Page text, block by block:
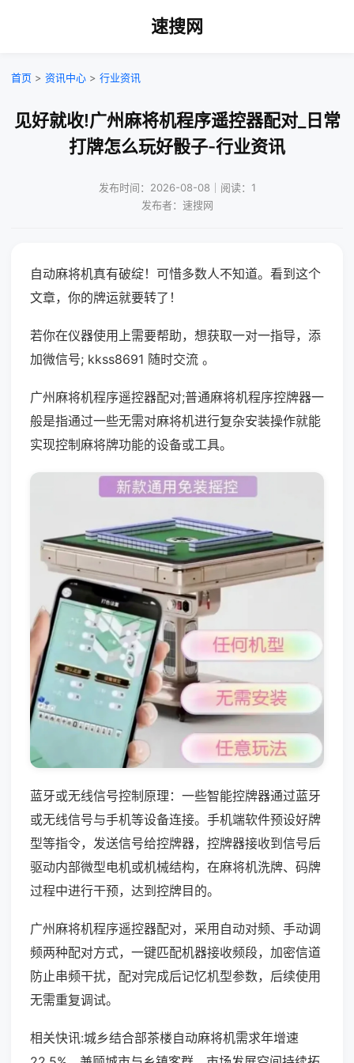
速搜网
首页 > 资讯中心 > 行业资讯
见好就收!广州麻将机程序遥控器配对_日常
打牌怎么玩好骰子-行业资讯
发布时间：2026-08-08｜阅读：1
发布者：速搜网
自动麻将机真有破绽！可惜多数人不知道。看到这个
文章，你的牌运就要转了！
若你在仪器使用上需要帮助，想获取一对一指导，添
加微信号; kkss8691 随时交流 。
广州麻将机程序遥控器配对;普通麻将机程序控牌器一
般是指通过一些无需对麻将机进行复杂安装操作就能
实现控制麻将牌功能的设备或工具。
蓝牙或无线信号控制原理：一些智能控牌器通过蓝牙
或无线信号与手机等设备连接。手机端软件预设好牌
型等指令，发送信号给控牌器，控牌器接收到信号后
驱动内部微型电机或机械结构，在麻将机洗牌、码牌
过程中进行干预，达到控牌目的。
广州麻将机程序遥控器配对，采用自动对频、手动调
频两种配对方式，一键匹配机器接收频段，加密信道
防止串频干扰，配对完成后记忆机型参数，后续使用
无需重复调试。
相关快讯:城乡结合部茶楼自动麻将机需求年增速